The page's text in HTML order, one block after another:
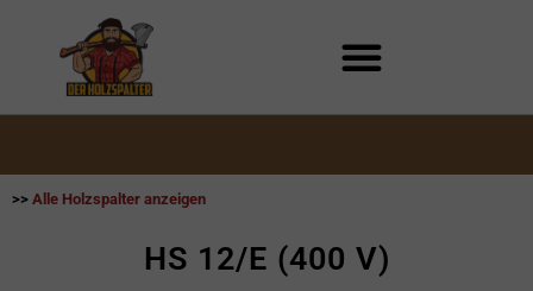
>> Alle Holzspalter anzeigen
HS 12/E (400 V)